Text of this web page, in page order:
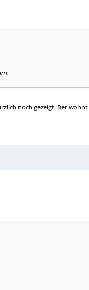
noch gezeigt. Der